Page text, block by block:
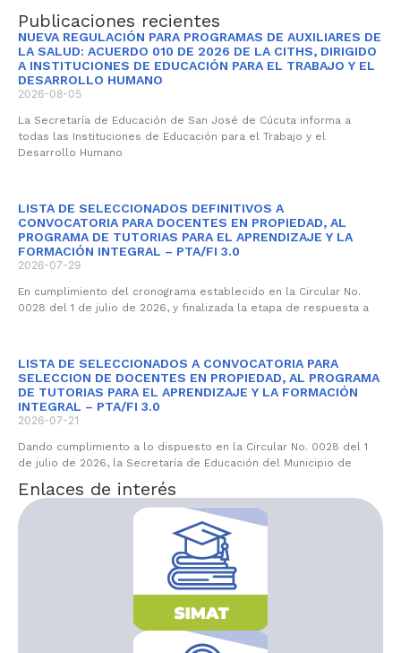
Publicaciones recientes
NUEVA REGULACIÓN PARA PROGRAMAS DE AUXILIARES DE
LA SALUD: ACUERDO 010 DE 2026 DE LA CITHS, DIRIGIDO
A INSTITUCIONES DE EDUCACIÓN PARA EL TRABAJO Y EL
DESARROLLO HUMANO
2026-08-05
La Secretaría de Educación de San José de Cúcuta informa a
todas las Instituciones de Educación para el Trabajo y el
Desarrollo Humano
LISTA DE SELECCIONADOS DEFINITIVOS A
CONVOCATORIA PARA DOCENTES EN PROPIEDAD, AL
PROGRAMA DE TUTORIAS PARA EL APRENDIZAJE Y LA
FORMACIÓN INTEGRAL – PTA/FI 3.0
2026-07-29
En cumplimiento del cronograma establecido en la Circular No.
0028 del 1 de julio de 2026, y finalizada la etapa de respuesta a
LISTA DE SELECCIONADOS A CONVOCATORIA PARA
SELECCION DE DOCENTES EN PROPIEDAD, AL PROGRAMA
DE TUTORIAS PARA EL APRENDIZAJE Y LA FORMACIÓN
INTEGRAL – PTA/FI 3.0
2026-07-21
Dando cumplimiento a lo dispuesto en la Circular No. 0028 del 1
de julio de 2026, la Secretaría de Educación del Municipio de
Enlaces de interés